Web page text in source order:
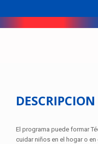
DESCRIPCION
El programa puede formar
cuidar niños en el hogar o